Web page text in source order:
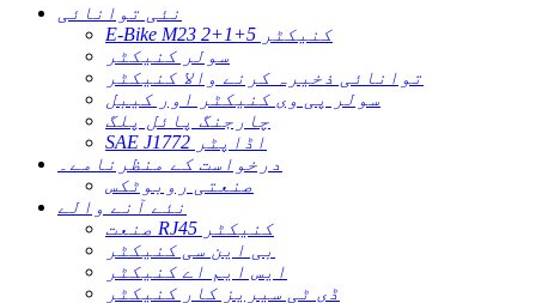
نئی توانائی
E-Bike M23 2+1+5 کنیکٹر
سولر کنیکٹر
توانائی ذخیرہ کرنے والا کنیکٹر
سولر پی وی کنیکٹر اور کیبل
چارجنگ پائل پلگ
SAE J1772 اڈاپٹر
درخواست کے منظرنامے۔
صنعتی روبوٹکس
نئے آنے والے
صنعت RJ45 کنیکٹر
بی این سی کنیکٹر
ایس ایم اے کنیکٹر
ڈی ٹی سیریز کار کنیکٹر